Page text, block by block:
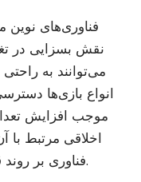
فناوری‌های نوین
نقش بسزایی در
می‌توانند به
انواع بازی‌ها
موجب افزایش
اخلاقی مرتبط با
فناوری بر روند قمار، برای قماربازان ضروری است.